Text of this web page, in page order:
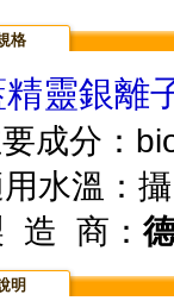
格
靈銀離
成分：
水溫：
商：
明